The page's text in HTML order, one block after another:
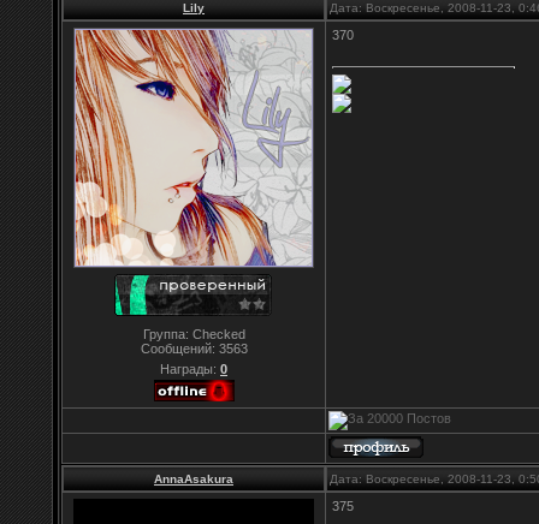
Lily Дата: Воскресенье, 2008-11-23,
Группа: Checked
Сообщений: 3563
Награды: 0
370
AnnaAsakura Дата: Воскресенье, 2008-11-23,
375